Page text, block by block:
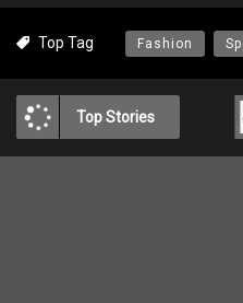
Top Tag Fashion
Top Stories
Praktická bílá barva